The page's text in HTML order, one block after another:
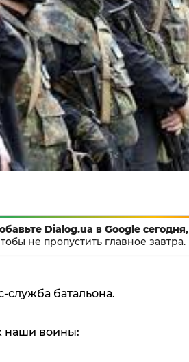
Dialog.ua в Google сегодня,
не пропустить главное завтра.
служба батальона.
наши воины: